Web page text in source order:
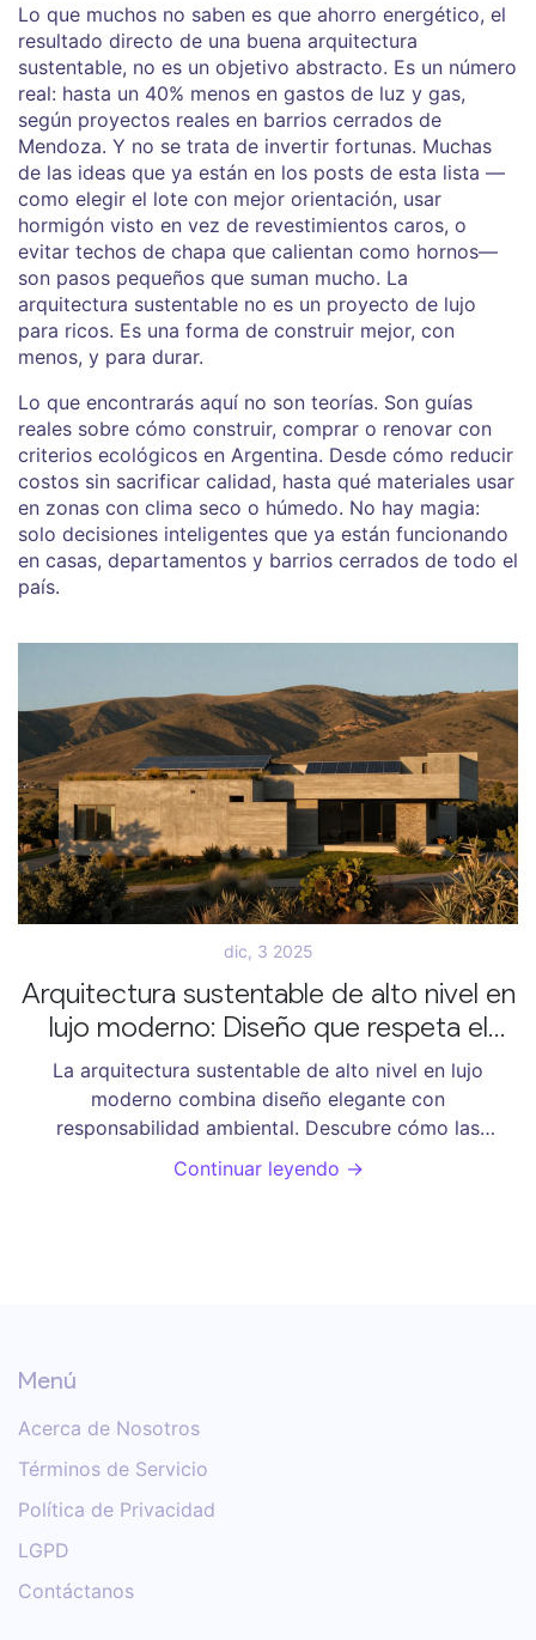
Lo que muchos no saben es que ahorro energético, el
resultado directo de una buena arquitectura
sustentable, no es un objetivo abstracto. Es un número
real: hasta un 40% menos en gastos de luz y gas,
según proyectos reales en barrios cerrados de
Mendoza. Y no se trata de invertir fortunas. Muchas
de las ideas que ya están en los posts de esta lista —
como elegir el lote con mejor orientación, usar
hormigón visto en vez de revestimientos caros, o
evitar techos de chapa que calientan como hornos—
son pasos pequeños que suman mucho. La
arquitectura sustentable no es un proyecto de lujo
para ricos. Es una forma de construir mejor, con
menos, y para durar.
Lo que encontrarás aquí no son teorías. Son guías
reales sobre cómo construir, comprar o renovar con
criterios ecológicos en Argentina. Desde cómo reducir
costos sin sacrificar calidad, hasta qué materiales usar
en zonas con clima seco o húmedo. No hay magia:
solo decisiones inteligentes que ya están funcionando
en casas, departamentos y barrios cerrados de todo el
país.
dic, 3 2025
Arquitectura sustentable de alto nivel en
lujo moderno: Diseño que respeta el
planeta sin renunciar a la elegancia
La arquitectura sustentable de alto nivel en lujo
moderno combina diseño elegante con
responsabilidad ambiental. Descubre cómo las
viviendas más exclusivas del 2025 usan materiales
reciclados, energía limpia y tecnología inteligente sin
Continuar leyendo →
Menú
Acerca de Nosotros
Términos de Servicio
Política de Privacidad
LGPD
Contáctanos